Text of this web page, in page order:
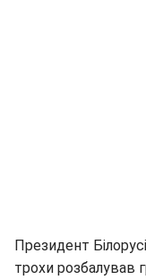
Президент
трохи розбалував